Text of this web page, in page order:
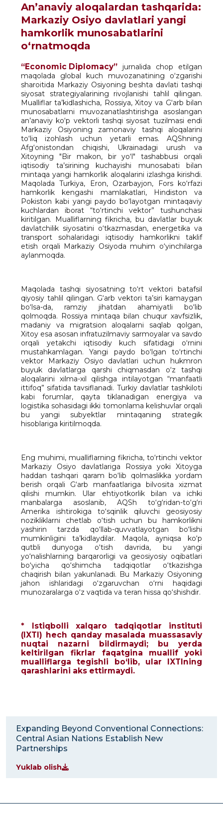
An’anaviy aloqalardan tashqarida:
Markaziy Osiyo davlatlari yangi
hamkorlik munosabatlarini
o‘rnatmoqda
“Economic Diplomacy” jurnalida chop etilgan
maqolada global kuch muvozanatining o‘zgarishi
sharoitida Markaziy Osiyoning beshta davlati tashqi
siyosat strategiyalarining rivojlanishi tahlil qilingan.
Mualliflar ta’kidlashicha, Rossiya, Xitoy va G‘arb bilan
munosabatlarni muvozanatlashtirishga asoslangan
an’anaviy ko‘p vektorli tashqi siyosat tuzilmasi endi
Markaziy Osiyoning zamonaviy tashqi aloqalarini
to‘liq izohlash uchun yetarli emas. AQShning
Afg‘onistondan chiqishi, Ukrainadagi urush va
Xitoyning "Bir makon, bir yo‘l" tashabbusi orqali
iqtisodiy ta’sirining kuchayishi munosabati bilan
mintaqa yangi hamkorlik aloqalarini izlashga kirishdi.
Maqolada Turkiya, Eron, Ozarbayjon, Fors ko‘rfazi
hamkorlik kengashi mamlakatlari, Hindiston va
Pokiston kabi yangi paydo bo‘layotgan mintaqaviy
kuchlardan iborat “to‘rtinchi vektor” tushunchasi
kiritilgan. Mualliflarning fikricha, bu davlatlar buyuk
davlatchilik siyosatini o‘tkazmasdan, energetika va
transport sohalaridagi iqtisodiy hamkorlikni taklif
etish orqali Markaziy Osiyoda muhim o‘yinchilarga
aylanmoqda.
Maqolada tashqi siyosatning to‘rt vektori batafsil
qiyosiy tahlil qilingan. G‘arb vektori ta’siri kamaygan
bo‘lsa-da, ramziy jihatdan ahamiyatli bo‘lib
qolmoqda. Rossiya mintaqa bilan chuqur xavfsizlik,
madaniy va migratsion aloqalarni saqlab qolgan,
Xitoy esa asosan infratuzilmaviy sarmoyalar va savdo
orqali yetakchi iqtisodiy kuch sifatidagi o‘rnini
mustahkamlagan. Yangi paydo bo‘lgan to‘rtinchi
vektor Markaziy Osiyo davlatlari uchun hukmron
buyuk davlatlarga qarshi chiqmasdan o‘z tashqi
aloqalarini xilma-xil qilishga intilayotgan “manfaatli
ittifoq” sifatida tavsiflanadi. Turkiy davlatlar tashkiloti
kabi forumlar, qayta tiklanadigan energiya va
logistika sohasidagi ikki tomonlama kelishuvlar orqali
bu yangi subyektlar mintaqaning strategik
hisoblariga kiritilmoqda.
Eng muhimi, mualliflarning fikricha, to‘rtinchi vektor
Markaziy Osiyo davlatlariga Rossiya yoki Xitoyga
haddan tashqari qaram bo‘lib qolmaslikka yordam
berish orqali G‘arb manfaatlariga bilvosita xizmat
qilishi mumkin. Ular ehtiyotkorlik bilan va ichki
manbalarga asoslanib, AQSh to‘g‘ridan-to‘g‘ri
Amerika ishtirokiga to‘sqinlik qiluvchi geosiyosiy
nozikliklarni chetlab o‘tish uchun bu hamkorlikni
yashirin tarzda qo‘llab-quvvatlayotgan bo‘lishi
mumkinligini ta’kidlaydilar. Maqola, ayniqsa ko‘p
qutbli dunyoga o‘tish davrida, bu yangi
yo‘nalishlarning barqarorligi va geosiyosiy oqibatlari
bo‘yicha qo‘shimcha tadqiqotlar o‘tkazishga
chaqirish bilan yakunlanadi. Bu Markaziy Osiyoning
jahon ishlaridagi o‘zgaruvchan o‘rni haqidagi
munozaralarga o‘z vaqtida va teran hissa qo‘shishdir.
* Istiqbolli xalqaro tadqiqotlar instituti
(IXTI) hech qanday masalada muassasaviy
nuqtai nazarni bildirmaydi; bu yerda
keltirilgan fikrlar faqatgina muallif yoki
mualliflarga tegishli bo‘lib, ular IXTIning
qarashlarini aks ettirmaydi.
Expanding Beyond Conventional Connections:
Central Asian Nations Establish New
Partnerships
Yuklab olish